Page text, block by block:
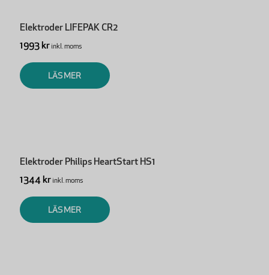
Elektroder LIFEPAK CR2
1993 krinkl. moms
LÄS MER
Elektroder Philips HeartStart HS1
1344 krinkl. moms
LÄS MER